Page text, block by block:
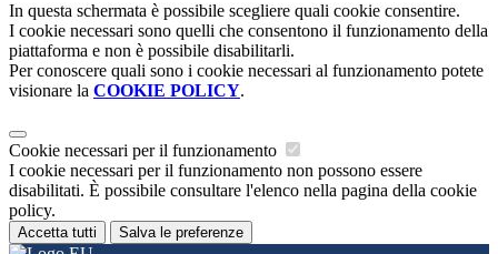
In questa schermata è possibile scegliere quali cookie consentire.
I cookie necessari sono quelli che consentono il funzionamento della
piattaforma e non è possibile disabilitarli.
Per conoscere quali sono i cookie necessari al funzionamento potete
visionare la COOKIE POLICY.
Cookie necessari per il funzionamento
I cookie necessari per il funzionamento non possono essere
disabilitati. È possibile consultare l'elenco nella pagina della cookie
policy.
Accetta tutti Salva le preferenze